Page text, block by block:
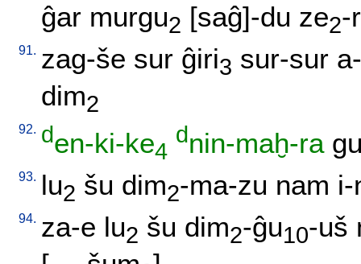
ĝar murgu2 [saĝ]-du ze2-
91. zag-še sur ĝiri3 sur-sur
dim2
92. den-ki-ke4
dnin-maḫ-ra
93. lu2 šu dim2-ma-zu nam i-
94. za-e lu2 šu dim2-ĝu10-uš